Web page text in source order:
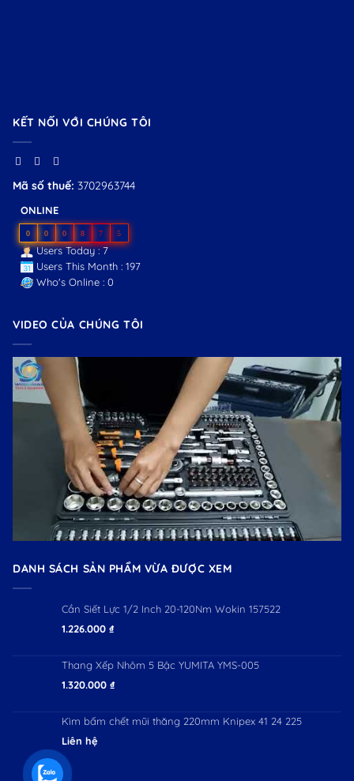
KẾT NỐI VỚI CHÚNG TÔI
Mã số thuế: 3702963744
ONLINE
0 0 0 8 7 5
Users Today : 7
Users This Month : 197
Who's Online : 0
VIDEO CỦA CHÚNG TÔI
DANH SÁCH SẢN PHẨM VỪA ĐƯỢC XEM
Cần Siết Lực 1/2 Inch 20-120Nm Wokin 157522
1.226.000 ₫
Thang Xếp Nhôm 5 Bậc YUMITA YMS-005
1.320.000 ₫
Kìm bấm chết mũi thăng 220mm Knipex 41 24 225
Liên hệ